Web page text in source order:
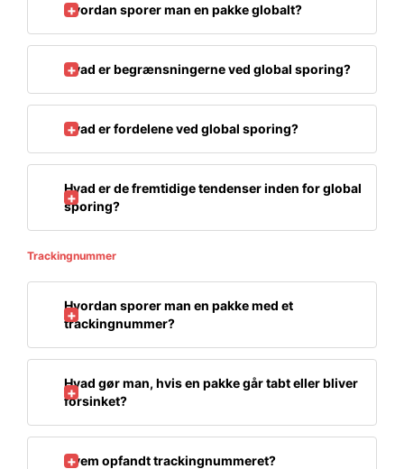
Hvordan sporer man en pakke globalt?
Hvad er begrænsningerne ved global sporing?
Hvad er fordelene ved global sporing?
Hvad er de fremtidige tendenser inden for global
sporing?
Trackingnummer
Hvordan sporer man en pakke med et
trackingnummer?
Hvad gør man, hvis en pakke går tabt eller bliver
forsinket?
Hvem opfandt trackingnummeret?